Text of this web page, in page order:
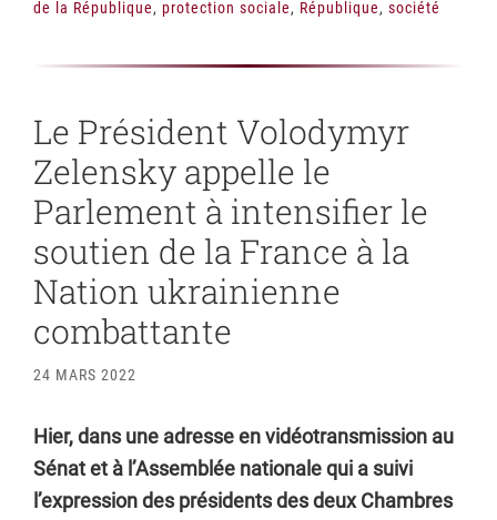
de la République, protection sociale, République, société
Le Président Volodymyr
Zelensky appelle le
Parlement à intensifier le
soutien de la France à la
Nation ukrainienne
combattante
24 MARS 2022
Hier, dans une adresse en vidéotransmission au
Sénat et à l’Assemblée nationale qui a suivi
l’expression des présidents des deux Chambres